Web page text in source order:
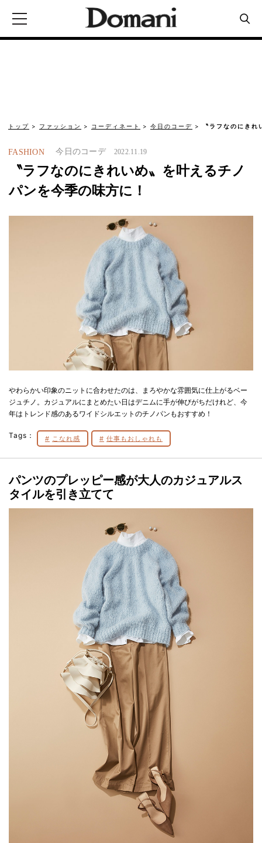
トップ ファッション コーディネート 今日のコーデ 〝ラフなのにき
FASHION 今日のコーデ 2022.11.19
〝ラフなのにきれいめ〟を叶えるチノ
パンを今季の味方に！
やわらかい印象のニットに合わせたのは、まろやかな雰囲気に仕上がるベー
ジュチノ。カジュアルにまとめたい日はデニムに手が伸びがちだけれど、今
年はトレンド感のあるワイドシルエットのチノパンもおすすめ！
Tags： こなれ感 仕事もおしゃれも
パンツのプレッピー感が大人のカジュアルス
タイルを引き立てて